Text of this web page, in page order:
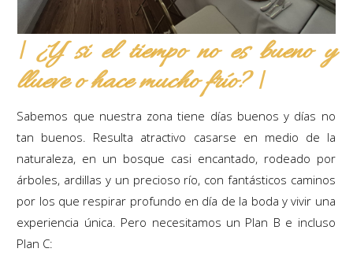
| ¿Y si el tiempo no es bueno y
llueve o hace mucho frío? |
Sabemos que nuestra zona tiene días buenos y días no
tan buenos. Resulta atractivo casarse en medio de la
naturaleza, en un bosque casi encantado, rodeado por
árboles, ardillas y un precioso río, con fantásticos caminos
por los que respirar profundo en día de la boda y vivir una
experiencia única. Pero necesitamos un Plan B e incluso
Plan C: